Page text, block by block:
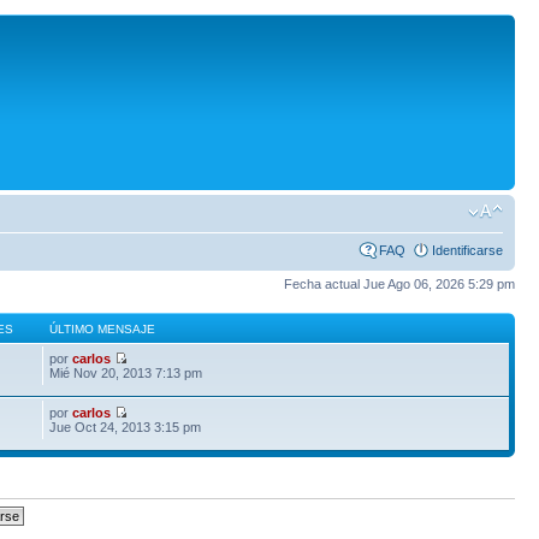
FAQ Identificarse
Fecha actual Jue Ago 06, 2026 5:29 pm
ÚLTIMO MENSAJE
porcarlos
Mié Nov 20, 2013 7:13 pm
porcarlos
Jue Oct 24, 2013 3:15 pm